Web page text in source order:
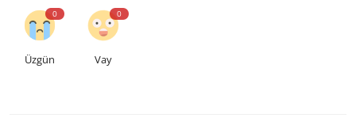
0
Üzgün
0
Vay